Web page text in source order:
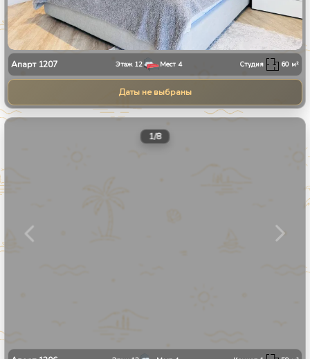
Апарт 1207 Этаж 12 Мест 4 Студия 60 м²
Даты не выбраны
1/8